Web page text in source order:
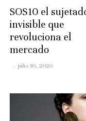
SOS10 el
invisible que
revoluciona el
mercado
· julio 30, 2020